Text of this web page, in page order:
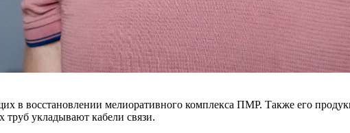
в восстановлении мелиоративного комплекса ПМР. Также его
укладывают кабели связи.